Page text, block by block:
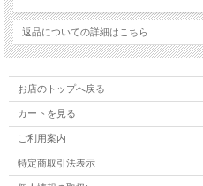
返品についての詳細はこちら
お店のトップへ戻る
カートを見る
ご利用案内
特定商取引法表示